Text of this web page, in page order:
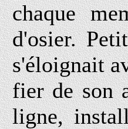
chaque
d'osier.
s'éloignait
fier de son
ligne,